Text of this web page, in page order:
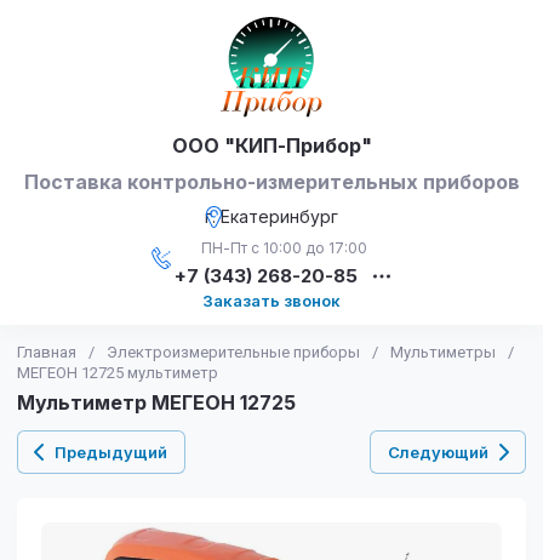
ООО "КИП-Прибор"
Поставка контрольно-измерительных приборов
г. Екатеринбург
ПН-Пт с 10:00 до 17:00
+7 (343) 268-20-85
Заказать звонок
Главная / Электроизмерительные приборы / Мультиметры
/
МЕГЕОН 12725 мультиметр
Мультиметр МЕГЕОН 12725
Предыдущий Следующий